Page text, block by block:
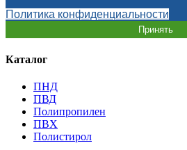
Политика конфиденциальности
Принять
Каталог
ПНД
ПВД
Полипропилен
ПВХ
Полистирол